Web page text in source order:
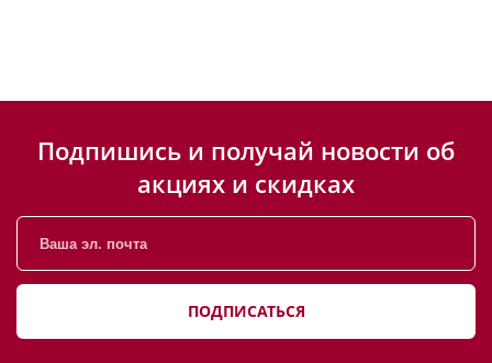
Подпишись и получай новости об
акциях и скидках
ПОДПИСАТЬСЯ